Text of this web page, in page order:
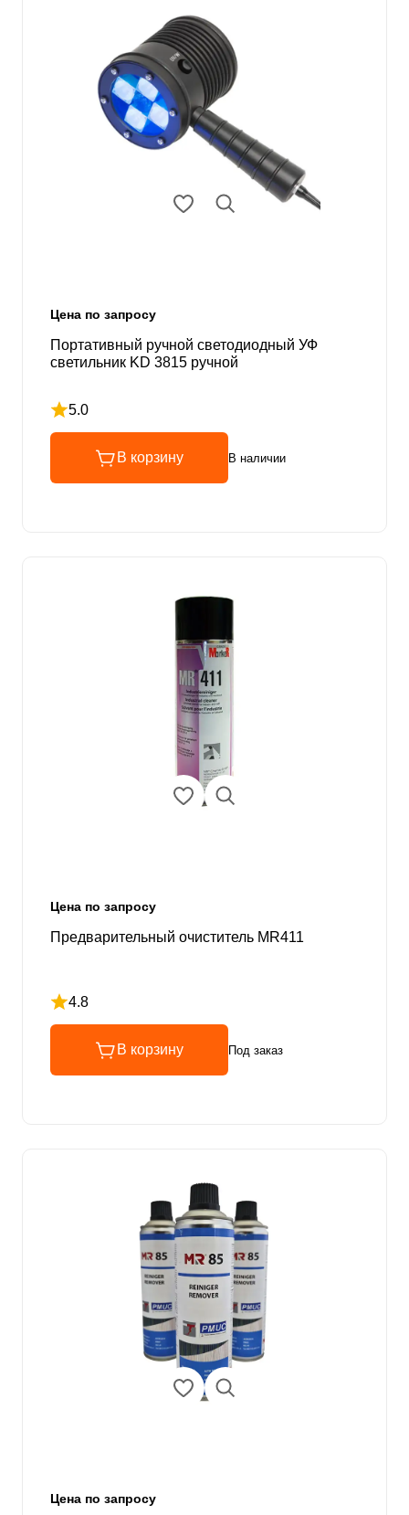
Цена по запросу
Портативный ручной светодиодный УФ
светильник KD 3815 ручной
5.0
Рейтинг 5 из 5
В корзину В наличии
Цена по запросу
Предварительный очиститель MR411
4.8
Рейтинг 4.8 из 5
В корзину Под заказ
Цена по запросу